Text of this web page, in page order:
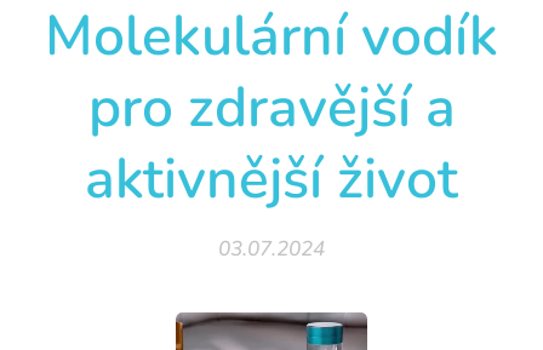
Molekulární vodík
pro zdravější a
aktivnější život
03.07.2024